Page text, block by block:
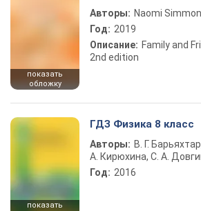
показать
обложку
Авторы: Naomi
Год: 2019
Описание: Family and
2nd edition
показать
ГДЗ Физика 8 класс
Авторы: В. Г.
А. Кирюхина, С. А.
Год: 2016